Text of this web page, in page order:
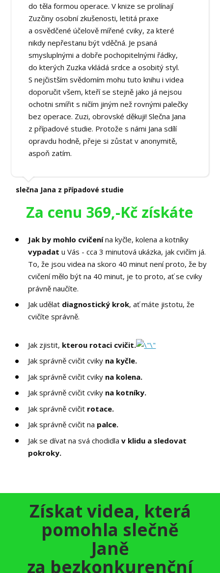
do těla formou operace. V knize se prolínají
Zuzčiny osobní zkušenosti, letitá praxe
a osvědčené účelově mířené cviky, za které
nikdy nepřestanu být vděčná. Je psaná
smysluplnými a dobře pochopitelnými řádky,
do kterých Zuzka vkládá srdce a osobitý styl.
S nejčistším svědomím mohu tuto knihu i videa
doporučit všem, kteří se stejně jako já nejsou
ochotni smířit s ničím jiným než rovnými palečky
bez operace. Zuzi, obrovské děkuji! Slečna Jana
z případové studie. Protože s námi Jana sdílí
opravdu hodně, přeje si zůstat v anonymitě,
aspoň zatím.
slečna Jana z případové studie
Za cenu 369,-Kč získáte
Jak by mohlo cvičenína kyčle, kolena a kotníky
vypadat u Vás - cca 3 minutová ukázka, jak cvičím já.
To, že jsou videa na skoro 40 minut není proto, že by
cvičení mělo být na 40 minut, je to proto, ať se cviky
právně naučíte.
Jak udělat diagnostický krok, ať máte jistotu, že
cvičíte správně.
Jak zjistit, kterou rotaci cvičit.
Jak správně cvičit cviky na kyčle.
Jak správně cvičit cviky na kolena.
Jak správně cvičit cviky na kotníky.
Jak správně cvičit rotace.
Jak správně cvičit na palce.
Jak se dívat na svá chodidlav klidu a sledovat
pokroky.
Získat videa, která
pomohla slečně
Janě
za bezkonkurenční